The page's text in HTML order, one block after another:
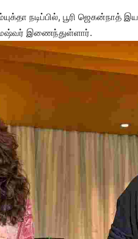
நடிப்பில், பூரி ஜெகன்நாத்
இணைந்துள்ளார்.